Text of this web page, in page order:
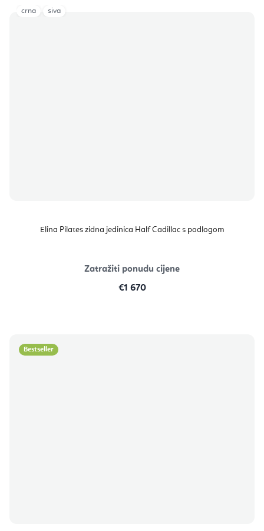
Elina Pilates zidna jedinica Half Cadillac s podlogom
Zatražiti ponudu cijene
€1 670
crna siva
Bestseller